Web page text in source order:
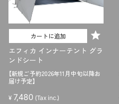
カートに追加
エフィカ インナーテント グラ
ンドシート
【新規ご予約2026年11月中旬以降お
届け予定】
¥ 7,480 (Tax inc.)